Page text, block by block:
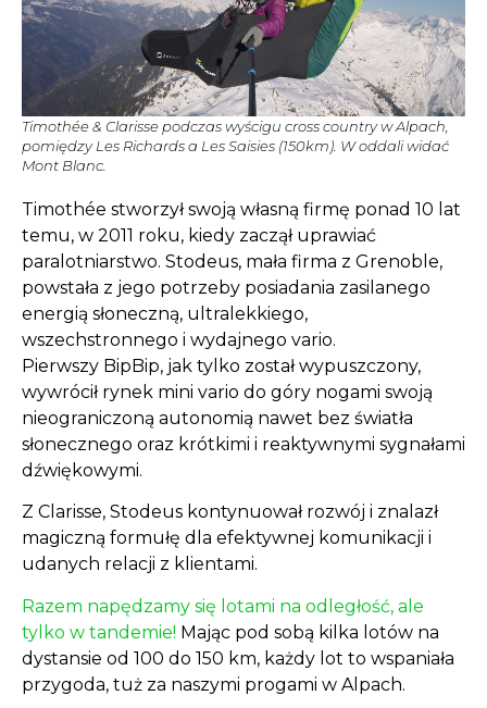
Timothée & Clarisse podczas wyścigu cross country w Alpach,
pomiędzy Les Richards a Les Saisies (150km). W oddali widać
Mont Blanc.
Timothée stworzył swoją własną firmę ponad 10 lat
temu, w 2011 roku, kiedy zaczął uprawiać
paralotniarstwo. Stodeus, mała firma z Grenoble,
powstała z jego potrzeby posiadania zasilanego
energią słoneczną, ultralekkiego,
wszechstronnego i wydajnego vario.
Pierwszy BipBip, jak tylko został wypuszczony,
wywrócił rynek mini vario do góry nogami swoją
nieograniczoną autonomią nawet bez światła
słonecznego oraz krótkimi i reaktywnymi sygnałami
dźwiękowymi.
Z Clarisse, Stodeus kontynuował rozwój i znalazł
magiczną formułę dla efektywnej komunikacji i
udanych relacji z klientami.
Razem napędzamy się lotami na odległość, ale
tylko w tandemie! Mając pod sobą kilka lotów na
dystansie od 100 do 150 km, każdy lot to wspaniała
przygoda, tuż za naszymi progami w Alpach.